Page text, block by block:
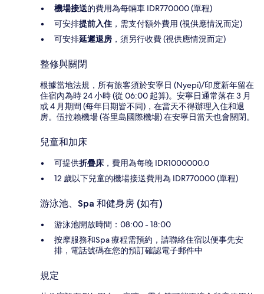
機場接送的費用為每輛車 IDR770000 (單程)
可安排提前入住 ，需支付額外費用 (視供應情況而定)
可安排延遲退房 ，須另行收費 (視供應情況而定)
整修與關閉
根據當地法規，所有旅客須於安寧日 (Nyepi)/印度新年留在
住宿內為時 24 小時 (從 06:00 起算)。安寧日通常落在 3 月
或 4 月期間 (每年日期皆不同)，在當天不得辦理入住和退
房。伍拉賴機場 (峇里島國際機場) 在安寧日當天也會關閉。
兒童和加床
可提供折疊床 ，費用為每晚 IDR1000000.0
12 歲以下兒童的機場接送費用為 IDR770000 (單程)
游泳池、Spa 和健身房 (如有)
游泳池開放時間：08:00 - 18:00
按摩服務和Spa 療程需預約，請聯絡住宿以便事先安
排，電話號碼在您的預訂確認電子郵件中
規定